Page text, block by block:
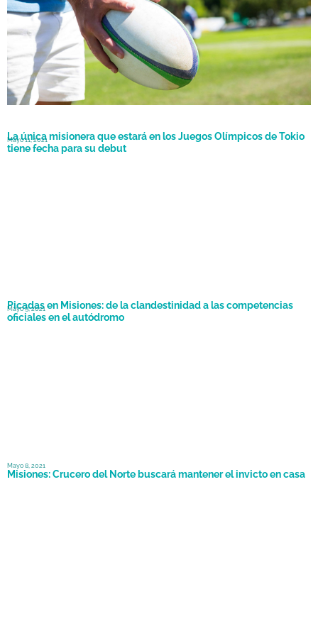
La única misionera que estará en los Juegos Olímpicos de Tokio
tiene fecha para su debut
Mayo 11, 2021
Picadas en Misiones: de la clandestinidad a las competencias
oficiales en el autódromo
Mayo 9, 2021
Misiones: Crucero del Norte buscará mantener el invicto en casa
Mayo 8, 2021